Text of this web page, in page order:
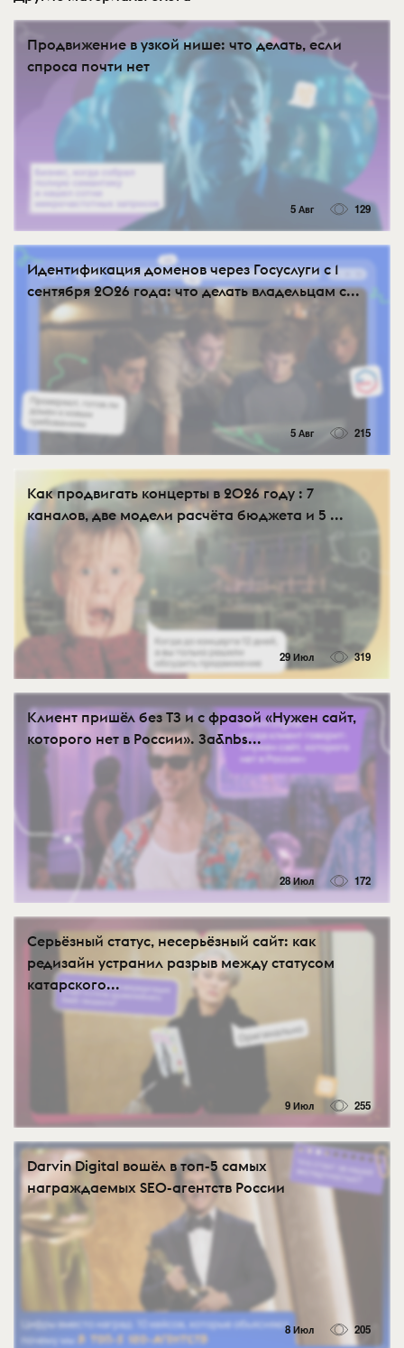
Продвижение в узкой нише: что делать, если
спроса почти нет
5 Авг 129
Идентификация доменов через Госуслуги с 1
сентября 2026 года: что делать владельцам с...
5 Авг 215
Как продвигать концерты в 2026 году : 7
каналов, две модели расчёта бюджета и 5 ...
29 Июл 319
Клиент пришёл без ТЗ и с фразой «Нужен сайт,
которого нет в России». За&nbs...
28 Июл 172
Серьёзный статус, несерьёзный сайт: как
редизайн устранил разрыв между статусом
катарского...
9 Июл 255
Darvin Digital вошёл в топ-5 самых
награждаемых SEO-агентств России
8 Июл 205